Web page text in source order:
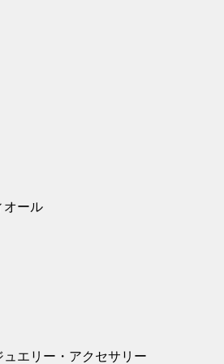
オール
ュエリー・アクセサリー